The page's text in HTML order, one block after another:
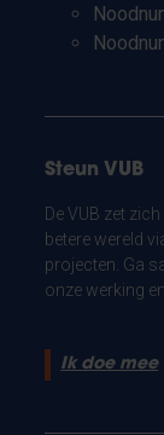
Steun VUB
De VUB zet
betere wereld
projecten. Ga
onze werking
Ik doe mee